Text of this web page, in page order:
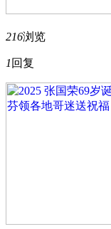
216浏览
1 回复